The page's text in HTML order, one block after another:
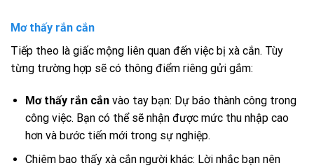
Mơ thấy rắn cắn
Tiếp theo là giấc mộng liên quan đến việc bị xà cắn. Tùy
từng trường hợp sẽ có thông điểm riêng gửi gắm:
Mơ thấy rắn cắn vào tay bạn: Dự báo thành công trong
công việc. Bạn có thể sẽ nhận được mức thu nhập cao
hơn và bước tiến mới trong sự nghiệp.
Chiêm bao thấy xà cắn người khác: Lời nhắc bạn nên